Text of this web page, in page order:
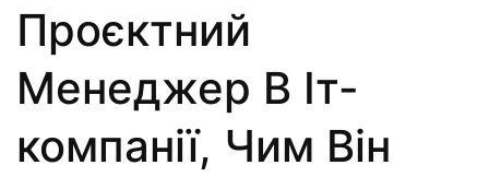
Проєктний
Менеджер В Іт-
компанії, Чим Він